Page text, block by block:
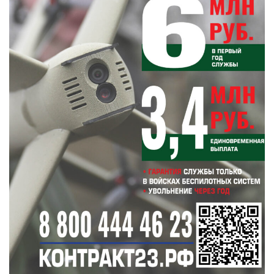
Вчера в 13:59
Вчера в 12:46
Судье из Новороссийска вынесли
дисциплинарное предупреждение
Вчера в 11:44
В Новороссийске горные склоны грозят
обвалами (есть адреса)
Вчера в 10:38
После атак на суда у Новороссийска Турция
призвала к безопасности на Черном море
Вчера в 09:34
В Новороссийске детскую площадку построят
на магистральной теплотрассе
Вчера в 08:29
Проран в Суджукской лагуне Новороссийска
открыт. Надолго ли это?